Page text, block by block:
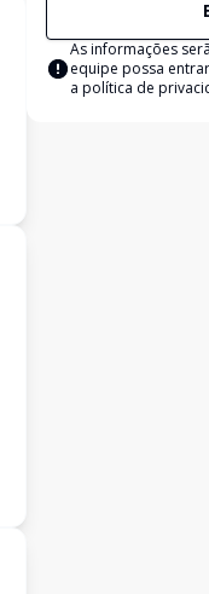
As informações
equipe possa
a política de